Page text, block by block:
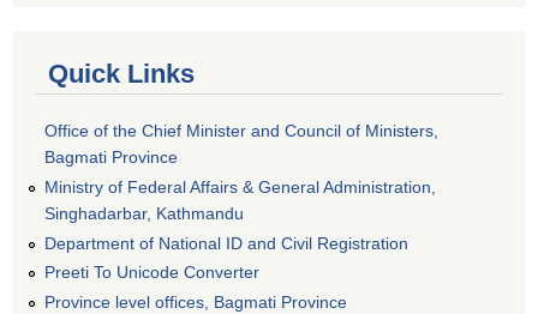
Quick Links
Office of the Chief Minister and Council of Ministers,
Bagmati Province
Ministry of Federal Affairs & General Administration,
Singhadarbar, Kathmandu
Department of National ID and Civil Registration
Preeti To Unicode Converter
Province level offices, Bagmati Province